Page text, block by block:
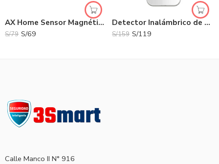
AX Home Sensor Magnético Inalambrico Hikvision | HK-DS-PD201MC-WB
S/79 S/69
Detector Inalámbrico de Rotura de Cristales | HK-DS-PDBG8-EG2-WB
S/159 S/119
Calle Manco II N° 916